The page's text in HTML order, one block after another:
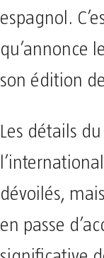
espagnol.
qu’annonce
son édition
Les détails
dévoilés,
en passe